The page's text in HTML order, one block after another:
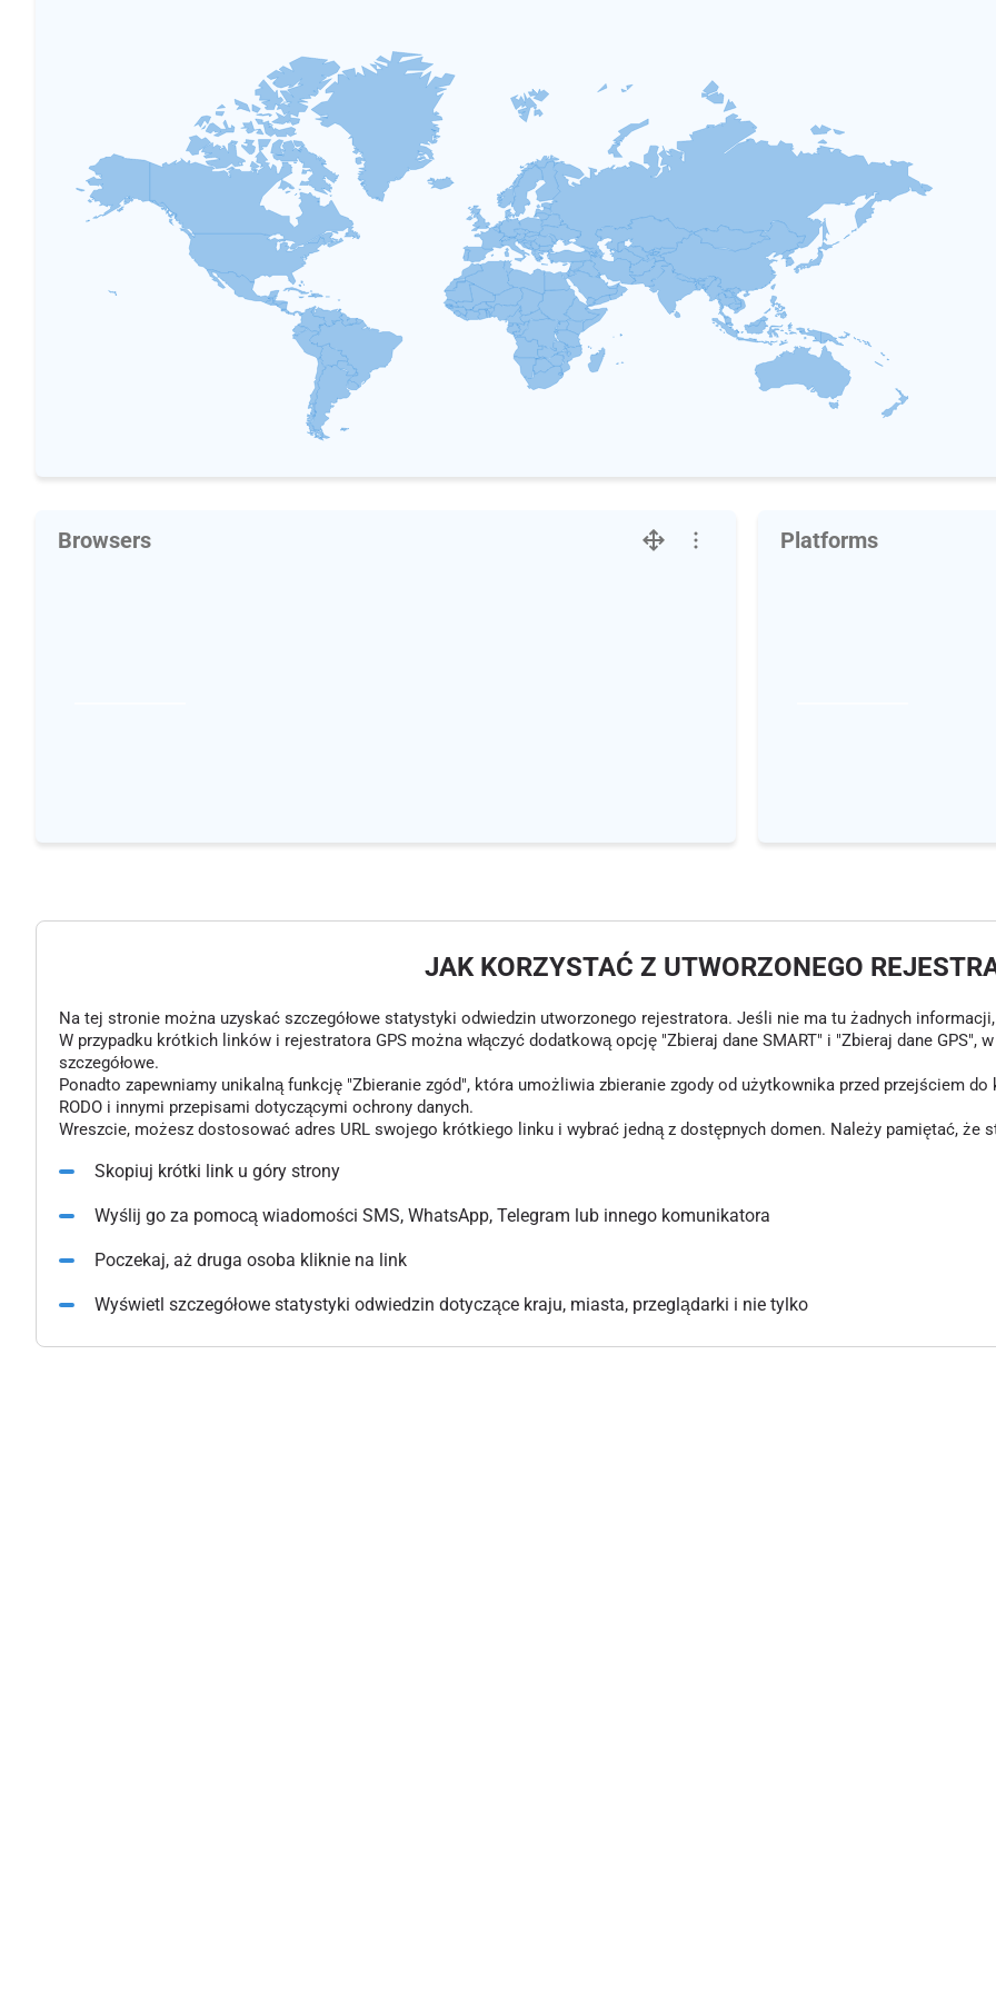
Browsers Platforms
JAK KORZYSTAĆ Z UTWORZONEGO
Na tej stronie można uzyskać szczegółowe statystyki odwiedzin utworzonego rejestratora. Jeśli nie ma tu żadnych
W przypadku krótkich linków i rejestratora GPS można włączyć dodatkową opcję "Zbieraj dane SMART" i "Zbieraj dane GPS",
szczegółowe.
Ponadto zapewniamy unikalną funkcję "Zbieranie zgód", która umożliwia zbieranie zgody od użytkownika przed przejściem
RODO i innymi przepisami dotyczącymi ochrony danych.
Wreszcie, możesz dostosować adres URL swojego krótkiego linku i wybrać jedną z dostępnych domen. Należy pamiętać, że
Skopiuj krótki link u góry strony
Wyślij go za pomocą wiadomości SMS, WhatsApp, Telegram lub innego komunikatora
Poczekaj, aż druga osoba kliknie na link
Wyświetl szczegółowe statystyki odwiedzin dotyczące kraju, miasta, przeglądarki i nie tylko